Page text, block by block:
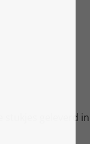
stukjes geleverd